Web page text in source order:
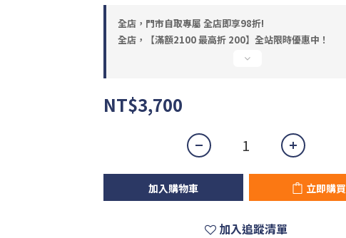
全店，門市自取專屬 全店即享98折!
全店，【滿額2100 最高折 200】全站限時優惠中！
NT$3,700
加入購物車 立即購買
加入追蹤清單